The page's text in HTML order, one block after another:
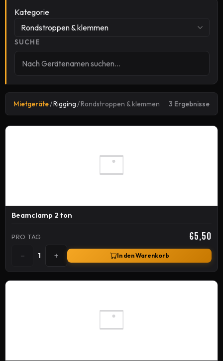
Kategorie
Rondstroppen & klemmen
SUCHE
Mietgeräte/Rigging/Rondstroppen & klemmen 3 Ergebnisse
Beamclamp 2 ton
PRO TAG €5,50
− 1 + In den Warenkorb